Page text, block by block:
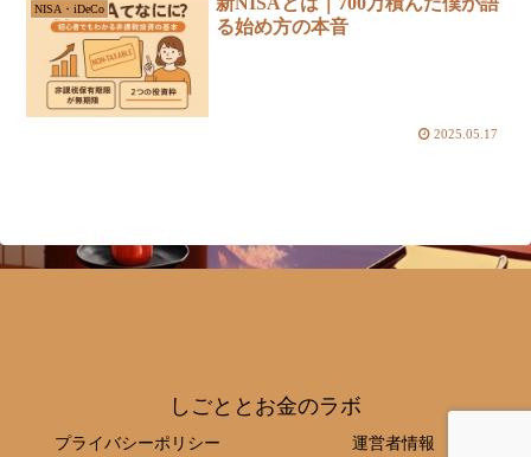
NISA・iDeCo
る始め方の本音
2025.05.17
しごととお金のラボ
プライバシーポリシー 運営者情報